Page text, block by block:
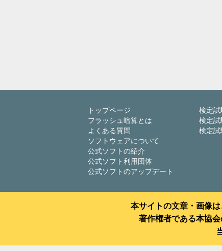
トップページ
フラッシュ暗算とは
よくある質問
ソフトウェアについて
公式ソフトの紹介
公式ソフト利用団体
公式ソフトのアップデート
検定試
検定
検定試
本サイトの文章・画像
著作権者である本協